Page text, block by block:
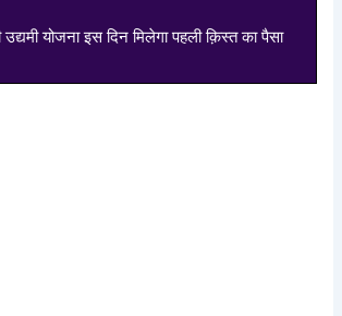
उद्यमी योजना इस दिन मिलेगा पहली क़िस्त का पैसा